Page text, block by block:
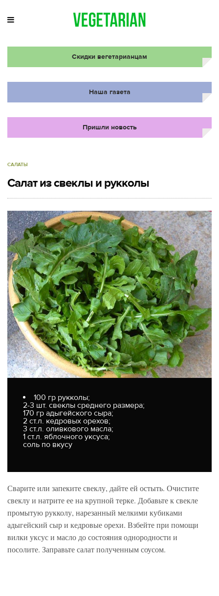
Скидки вегетарианцам
Наша газета
Пришли новость
САЛАТЫ
Салат из свеклы и рукколы
100 гр рукколы;
2-3 шт. свеклы среднего размера;
170 гр адыгейского сыра;
2 ст.л. кедровых орехов;
3 ст.л. оливкового масла;
1 ст.л. яблочного уксуса;
соль по вкусу
Сварите или запеките свеклу, дайте ей остыть. Очистите
свеклу и натрите ее на крупной терке. Добавьте к свекле
промытую рукколу, нарезанный мелкими кубиками
адыгейский сыр и кедровые орехи. Взбейте при помощи
вилки уксус и масло до состояния однородности и
посолите. Заправьте салат полученным соусом.